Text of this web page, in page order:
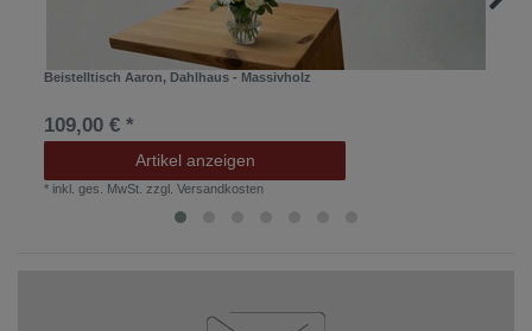
Beistelltisch Aaron, Dahlhaus - Massivholz
109,00 € *
Artikel anzeigen
* inkl. ges. MwSt. zzgl.Versandkosten